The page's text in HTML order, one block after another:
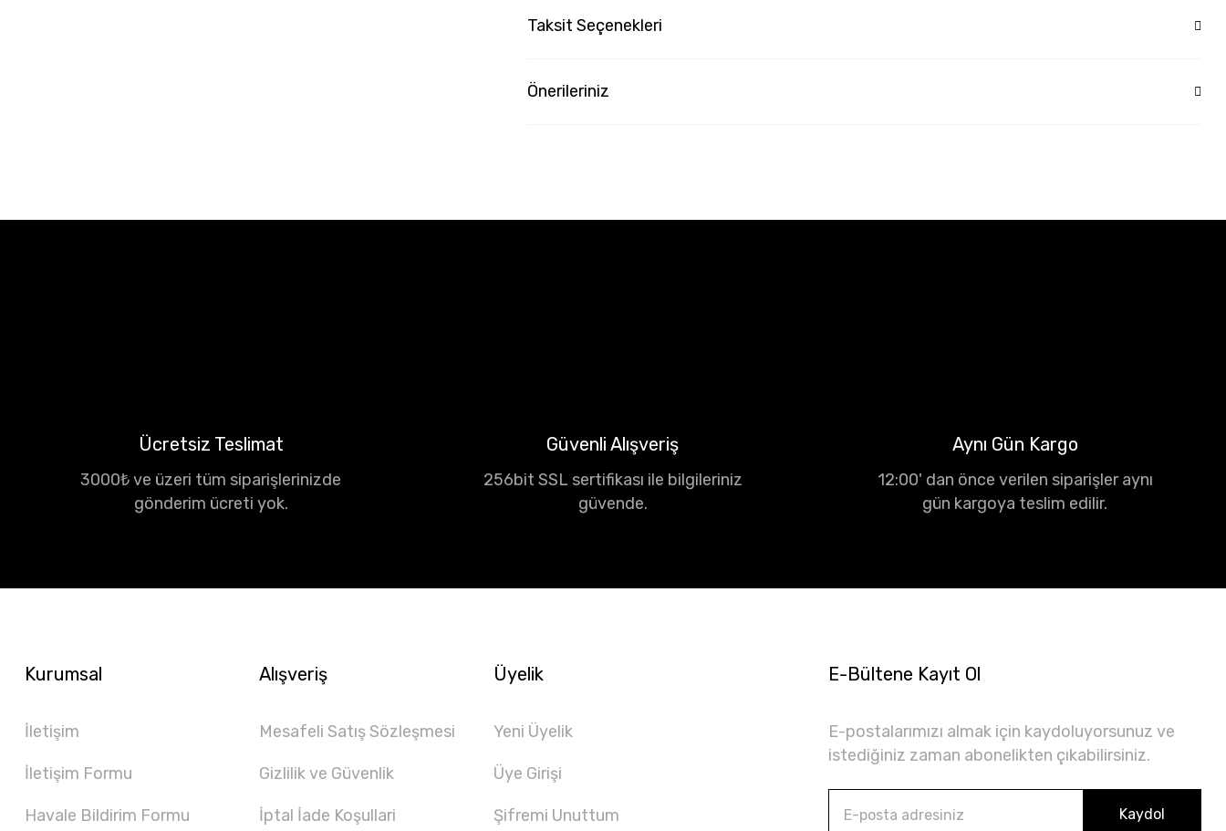
Taksit Seçenekleri
Önerileriniz
Ücretsiz Teslimat
3000₺ ve üzeri tüm siparişlerinizde
gönderim ücreti yok.
Güvenli Alışveriş
256bit SSL sertifikası ile bilgileriniz
güvende.
Aynı Gün Kargo
12:00' dan önce verilen siparişler aynı
gün kargoya teslim edilir.
Kurumsal
İletişim
İletişim Formu
Havale Bildirim Formu
Alışveriş
Mesafeli Satış Sözleşmesi
Gizlilik ve Güvenlik
İptal İade Koşullari
Üyelik
Yeni Üyelik
Üye Girişi
Şifremi Unuttum
E-Bültene Kayıt Ol
E-postalarımızı almak için kaydoluyorsunuz ve
istediğiniz zaman abonelikten çıkabilirsiniz.
Kaydol